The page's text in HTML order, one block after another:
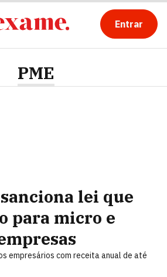
Entrar
PME
lei que
para micro e
empresários com receita anual de até